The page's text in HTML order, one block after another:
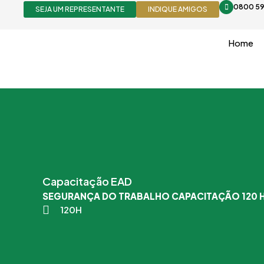
SEJA UM REPRESENTANTE INDIQUE AMIGOS 0800
Home
Capacitação EAD
SEGURANÇA DO TRABALHO CAPACITAÇÃO 120
120H